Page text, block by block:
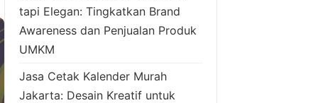
tapi Elegan: Tingkatkan Brand
Awareness dan Penjualan Produk
UMKM
Jasa Cetak Kalender Murah
Jakarta: Desain Kreatif untuk